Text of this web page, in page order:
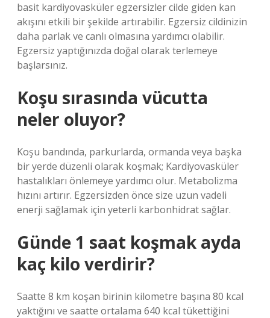
basit kardiyovasküler egzersizler cilde giden kan
akışını etkili bir şekilde artırabilir. Egzersiz cildinizin
daha parlak ve canlı olmasına yardımcı olabilir.
Egzersiz yaptığınızda doğal olarak terlemeye
başlarsınız.
Koşu sırasında vücutta
neler oluyor?
Koşu bandında, parkurlarda, ormanda veya başka
bir yerde düzenli olarak koşmak; Kardiyovasküler
hastalıkları önlemeye yardımcı olur. Metabolizma
hızını artırır. Egzersizden önce size uzun vadeli
enerji sağlamak için yeterli karbonhidrat sağlar.
Günde 1 saat koşmak ayda
kaç kilo verdirir?
Saatte 8 km koşan birinin kilometre başına 80 kcal
yaktığını ve saatte ortalama 640 kcal tükettiğini